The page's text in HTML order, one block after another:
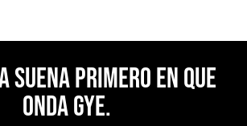
suena primero en Que
Onda Gye.